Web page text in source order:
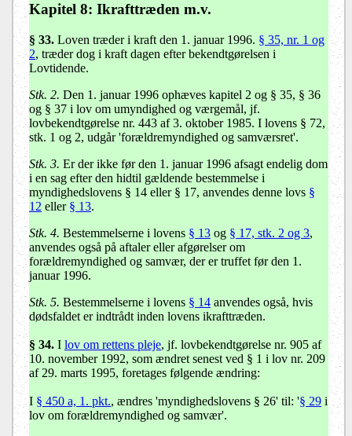
Kapitel 8: Ikrafttræden m.v.
§ 33. Loven træder i kraft den 1. januar 1996. § 35, nr. 1 og
2, træder dog i kraft dagen efter bekendtgørelsen i
Lovtidende.
Stk. 2. Den 1. januar 1996 ophæves kapitel 2 og § 35, § 36
og § 37 i lov om umyndighed og værgemål, jf.
lovbekendtgørelse nr. 443 af 3. oktober 1985. I lovens § 72,
stk. 1 og 2, udgår 'forældremyndighed og samværsret'.
Stk. 3. Er der ikke før den 1. januar 1996 afsagt endelig dom
i en sag efter den hidtil gældende bestemmelse i
myndighedslovens § 14 eller § 17, anvendes denne lovs §
12 eller § 13.
Stk. 4. Bestemmelserne i lovens § 13 og § 17, stk. 2 og 3,
anvendes også på aftaler eller afgørelser om
forældremyndighed og samvær, der er truffet før den 1.
januar 1996.
Stk. 5. Bestemmelserne i lovens § 14 anvendes også, hvis
dødsfaldet er indtrådt inden lovens ikrafttræden.
§ 34. I lov om rettens pleje, jf. lovbekendtgørelse nr. 905 af
10. november 1992, som ændret senest ved § 1 i lov nr. 209
af 29. marts 1995, foretages følgende ændring:
I § 450 a, 1. pkt., ændres 'myndighedslovens § 26' til: '§ 29 i
lov om forældremyndighed og samvær'.